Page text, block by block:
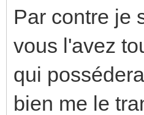
Par contre je
vous l'avez
qui
bien me le